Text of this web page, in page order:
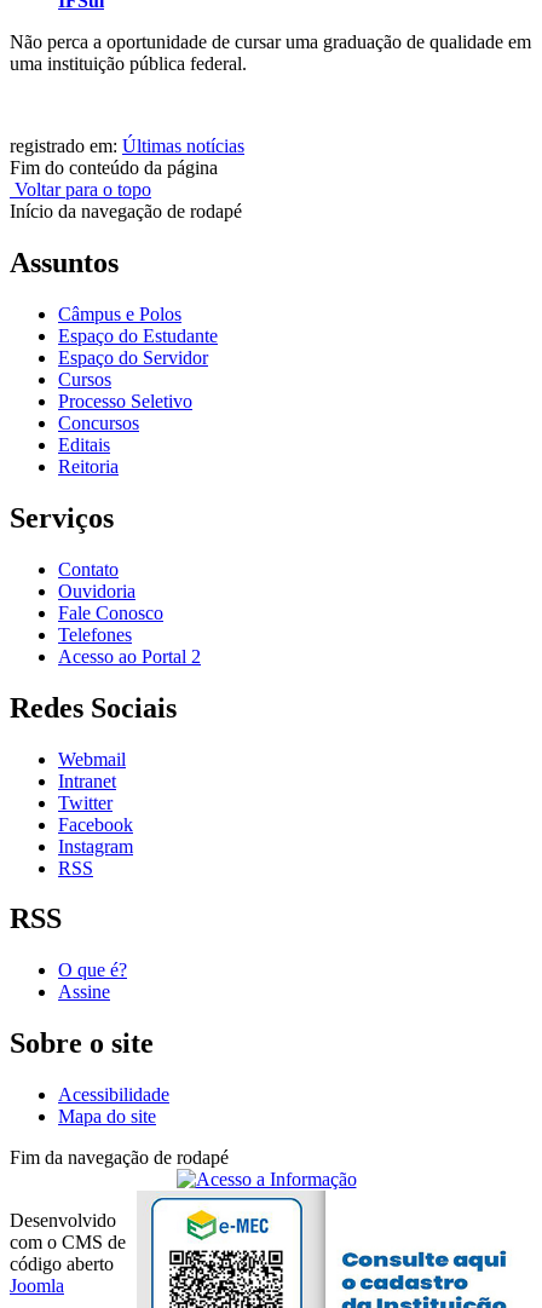
Não perca a oportunidade de cursar uma graduação de qualidade em
uma instituição pública federal.
registrado em: Últimas notícias
Fim do conteúdo da página
Voltar para o topo
Início da navegação de rodapé
Assuntos
Câmpus e Polos
Espaço do Estudante
Espaço do Servidor
Cursos
Processo Seletivo
Concursos
Editais
Reitoria
Serviços
Contato
Ouvidoria
Fale Conosco
Telefones
Acesso ao Portal 2
Redes Sociais
Webmail
Intranet
Twitter
Facebook
Instagram
RSS
RSS
O que é?
Assine
Sobre o site
Acessibilidade
Mapa do site
Fim da navegação de rodapé
Desenvolvido
com o CMS de
código aberto
Joomla